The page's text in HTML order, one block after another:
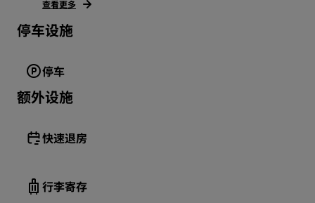
查看更多
停车设施
停车
额外设施
快速退房
行李寄存